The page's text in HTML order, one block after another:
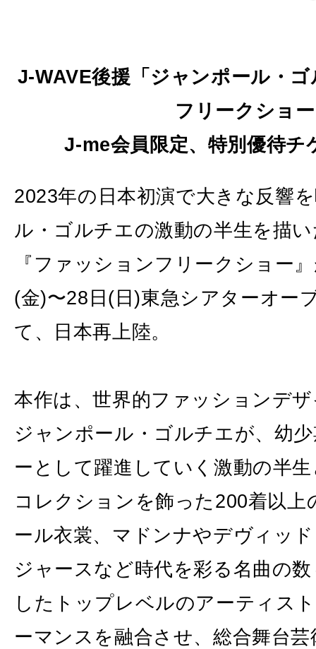
J-WAVE後援「ジャンポール・
フリークショ
J-me会員限定、特別優待チ
2023年の日本初演で大きな反響
ル・ゴルチエの激動の半生を描
『ファッションフリークショー
(金)〜28日(日)東急シアターオー
て、日本再上陸。
本作は、世界的ファッションデ
ジャンポール・ゴルチエが、幼
ーとして躍進していく激動の半
コレクションを飾った200着以
ール衣裳、マドンナやデヴィッ
ジャースなど時代を彩る名曲の
したトップレベルのアーティス
ーマンスを融合させ、総合舞台